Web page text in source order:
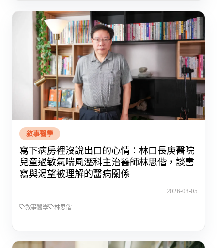
敘事醫學
寫下病房裡沒說出口的心情：林口長庚醫院
兒童過敏氣喘風溼科主治醫師林思偕，談書
寫與渴望被理解的醫病關係
2026-08-05
敘事醫學 林思偕